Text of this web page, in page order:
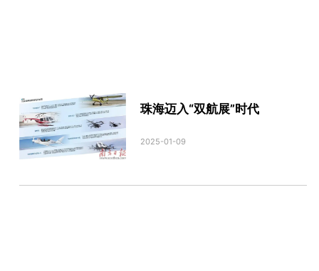
珠海迈入“双航展”时代
2025-01-09